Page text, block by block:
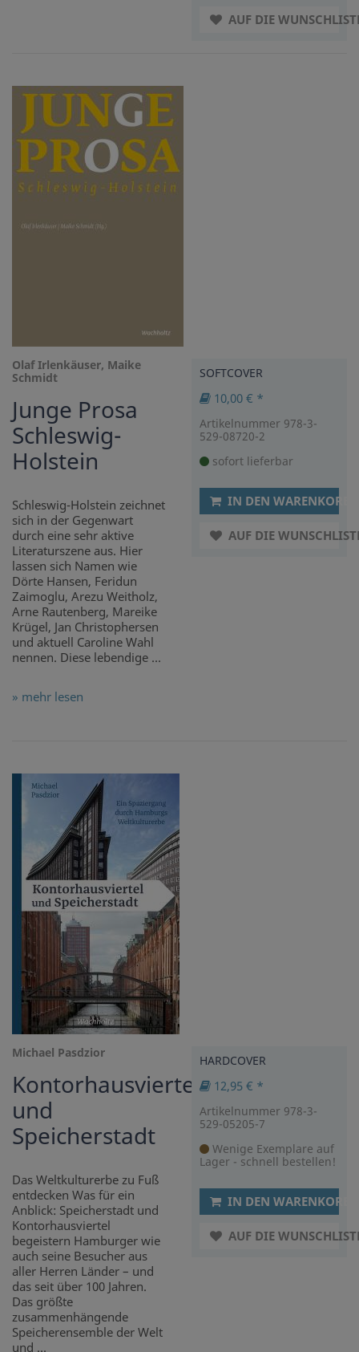
AUF DIE
Olaf Irlenkäuser, Maike
Schmidt
Junge Prosa
Schleswig-
Holstein
Schleswig-Holstein zeichnet
sich in der Gegenwart
durch eine sehr aktive
Literaturszene aus. Hier
lassen sich Namen wie
Dörte Hansen, Feridun
Zaimoglu, Arezu Weitholz,
Arne Rautenberg, Mareike
Krügel, Jan Christophersen
und aktuell Caroline Wahl
nennen. Diese lebendige ...
» mehr lesen
SOFTCOVER
10,00 € *
Artikelnummer 978-3-
529-08720-2
sofort lieferbar
IN DEN WARENKORB
AUF DIE
Michael Pasdzior
Kontorhausviertel
und
Speicherstadt
Das Weltkulturerbe zu Fuß
entdecken Was für ein
Anblick: Speicherstadt und
Kontorhausviertel
begeistern Hamburger wie
auch seine Besucher aus
aller Herren Länder – und
das seit über 100 Jahren.
Das größte
zusammenhängende
Speicherensemble der Welt
und ...
HARDCOVER
12,95 € *
Artikelnummer 978-3-
529-05205-7
Wenige Exemplare auf
Lager - schnell bestellen!
IN DEN WARENKORB
AUF DIE